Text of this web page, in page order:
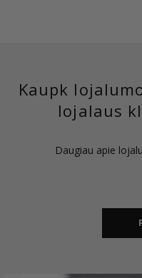
Kaupk
lojalaus
Daugiau apie